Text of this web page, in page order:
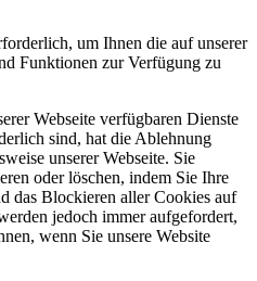
um Ihnen die auf unserer
Funktionen zur Verfügung zu
Webseite verfügbaren Dienste
sind, hat die Ablehnung
unserer Webseite. Sie
oder löschen, indem Sie Ihre
das Blockieren aller Cookies auf
jedoch immer aufgefordert,
wenn Sie unsere Website